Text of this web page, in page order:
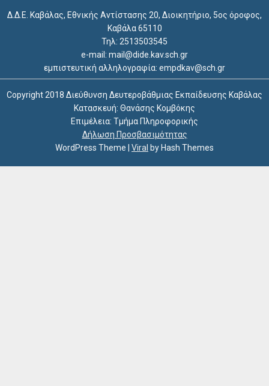
Δ.Δ.Ε. Καβάλας, Εθνικής Αντίστασης 20, Διοικητήριο, 5ος όροφος,
Καβάλα 65110
Τηλ: 2513503545
e-mail: mail@dide.kav.sch.gr
εμπιστευτική αλληλογραφία: empdkav@sch.gr
Copyright 2018 Διεύθυνση Δευτεροβάθμιας Εκπαίδευσης Καβάλας
Κατασκευή: Θανάσης Κομβόκης
Επιμέλεια: Τμήμα Πληροφορικής
Δήλωση Προσβασιμότητας
WordPress Theme
Viral by Hash Themes